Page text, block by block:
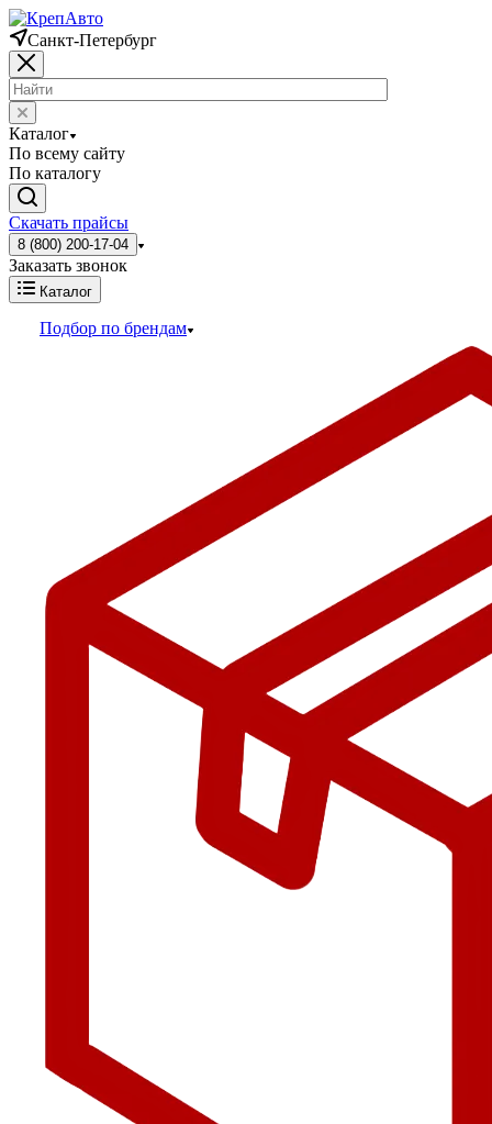
Санкт-Петербург
Каталог
По всему сайту
По каталогу
Скачать прайсы
8 (800) 200-17-04
Заказать звонок
Каталог
Подбор по брендам